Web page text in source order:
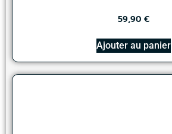
59,90 €
Ajouter au panier